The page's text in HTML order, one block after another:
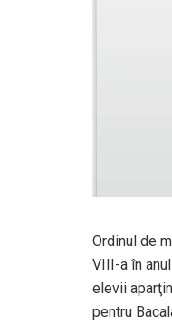
Ordinul de
VIII-a în
elevii
pentru